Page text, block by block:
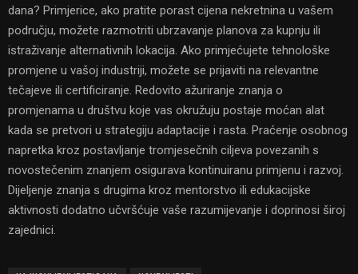
dana? Primjerice, ako pratite porast cijena nekretnina u vašem
području, možete razmotriti ubrzavanje planova za kupnju ili
istraživanje alternativnih lokacija. Ako primjećujete tehnološke
promjene u vašoj industriji, možete se prijaviti na relevantne
tečajeve ili certificiranje. Redovito ažuriranje znanja o
promjenama u društvu koje vas okružuju postaje moćan alat
kada se pretvori u strategiju adaptacije i rasta. Praćenje osobnog
napretka kroz postavljanje tromjesečnih ciljeva povezanih s
novostečenim znanjem osigurava kontinuiranu primjenu i razvoj.
Dijeljenje znanja s drugima kroz mentorstvo ili edukacijske
aktivnosti dodatno učvršćuje vaše razumijevanje i doprinosi široj
zajednici.